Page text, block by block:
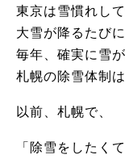
東京は雪慣れし
大雪が降るたび
毎年、確実に雪
札幌の除雪体制
以前、札幌で、
「除雪をしたく